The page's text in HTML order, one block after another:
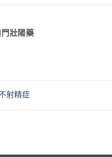
壯陽藥
射精症